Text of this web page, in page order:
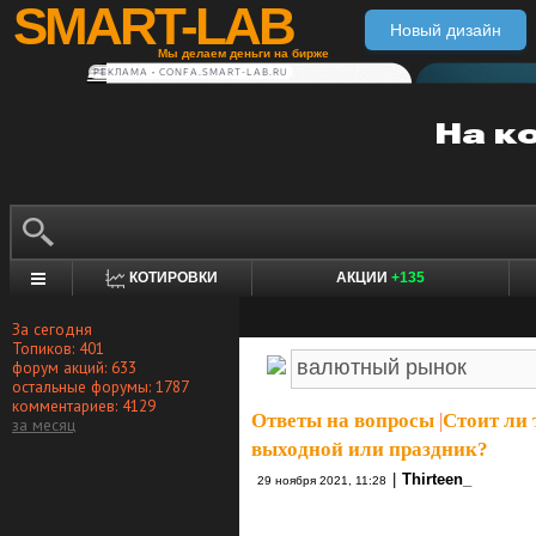
SMART-LAB
Мы делаем деньги на бирже
Новый дизайн
РЕКЛАМА • CONFA.SMART-LAB.RU
КОТИРОВКИ АКЦИИ +135
За сегодня
Топиков: 401
форум акций: 633
остальные форумы: 1787
комментариев: 4129
за месяц
Ответы на вопросы Стоит ли
выходной или праздник?
29 ноября 2021, 11:28 Thirteen_